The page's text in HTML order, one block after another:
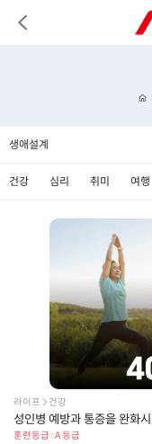
생애설계
건강 심리 취미 여행
라이프  건강
성인병 예방과 통증을 완화
훈련등급 : A 등급